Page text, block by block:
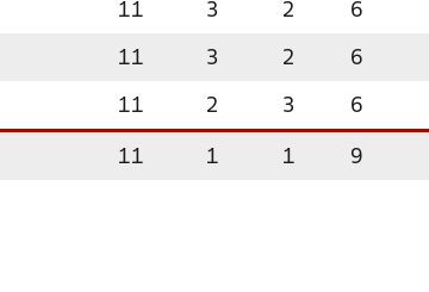
11 3 2 6
11 3 2 6
11 2 3 6
11 1 1 9